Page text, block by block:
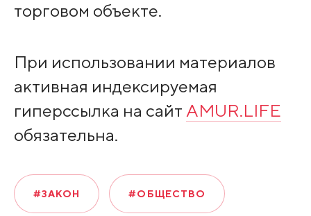
торговом объекте.
При использовании материалов
активная индексируемая
гиперссылка на сайт AMUR.LIFE
обязательна.
#ЗАКОН #ОБЩЕСТВО